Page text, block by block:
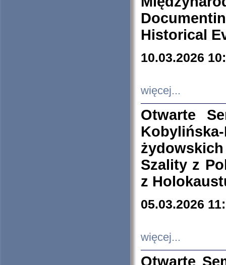
Historical
10.03.2026
więcej...
Otwarte
Szality z
z
05.03.2026
więcej...
Otwarte